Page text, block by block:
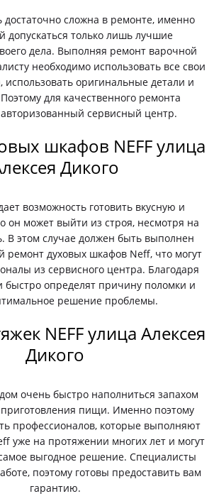
достаточно сложна в ремонте, именно
допускаться только лишь лучшие
дела. Выполняя ремонт варочной
необходимо использовать все свои
оригинальные детали и
для качественного ремонта
сервисный центр.
шкафов NEFF улица
Дикого
возможность готовить вкусную и
он может выйти из строя, несмотря на
В этом случае должен быть выполнен
ремонт духовых шкафов Neff, что могут
из сервисного центра. Благодаря
быстро определят причину поломки и
решение проблемы.
NEFF улица Алексея
Дикого
очень быстро наполниться запахом
пищи. Именно поэтому
профессионалов, которые выполняют
уже на протяжении многих лет и могут
выгодное решение. Специалисты
поэтому готовы предоставить вам
гарантию.